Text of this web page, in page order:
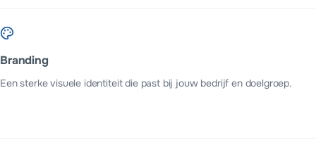
Branding
Een sterke visuele identiteit die past bij jouw bedrijf en doelgroep.